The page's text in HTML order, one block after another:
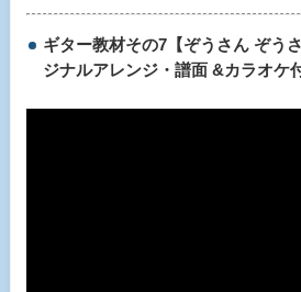
ギター教材その7【ぞうさん ぞう
ジナルアレンジ・譜面 &カラオケ